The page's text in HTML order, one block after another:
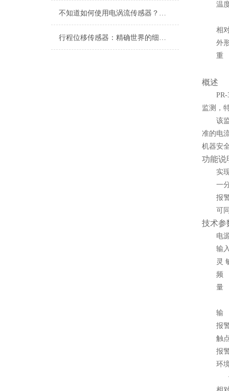
不知道如何使用电涡流传感器？进来看
行程位移传感器：精确世界的细微触探者
温
相
外
重
概述
监测，
该
准的电
机器安
功能说
实
一
报
可
技术参
电
输
灵
频
量
输
报
触
报
环